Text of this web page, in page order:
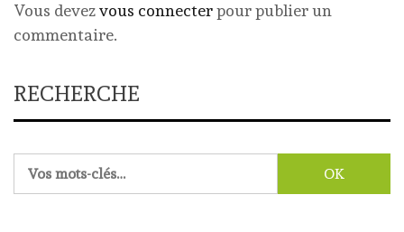
Vous devezvous connecterpour publier un
commentaire.
RECHERCHE